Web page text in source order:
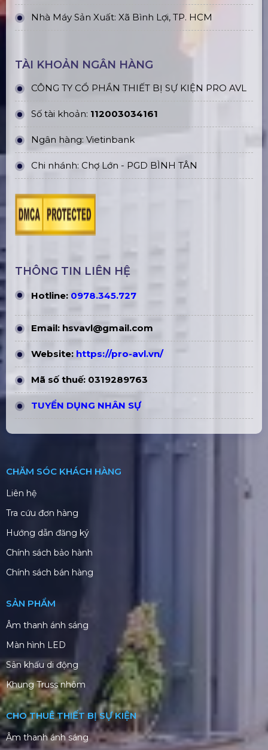
Nhà Máy Sản Xuất: Xã Bình Lợi, TP. HCM
TÀI KHOẢN NGÂN HÀNG
CÔNG TY CỔ PHẦN THIẾT BỊ SỰ KIỆN PRO AVL
Số tài khoản: 112003034161
Ngân hàng: Vietinbank
Chi nhánh: Chợ Lớn - PGD BÌNH TÂN
THÔNG TIN LIÊN HỆ
Hotline: 0978.345.727
Email: hsvavl@gmail.com
Website: https://pro-avl.vn/
Mã số thuế: 0319289763
TUYỂN DỤNG NHÂN SỰ
CHĂM SÓC KHÁCH HÀNG
Liên hệ
Tra cứu đơn hàng
Hướng dẫn đăng ký
Chính sách bảo hành
Chính sách bán hàng
SẢN PHẨM
Âm thanh ánh sáng
Màn hình LED
Sân khấu di động
Khung Truss nhôm
CHO THUÊ THIẾT BỊ SỰ KIỆN
Âm thanh ánh sáng